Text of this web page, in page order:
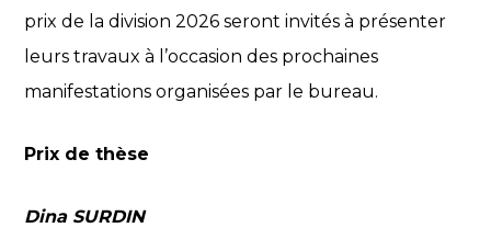
prix de la division 2026 seront invités à présenter
leurs travaux à l’occasion des prochaines
manifestations organisées par le bureau.
Prix de thèse
Dina SURDIN